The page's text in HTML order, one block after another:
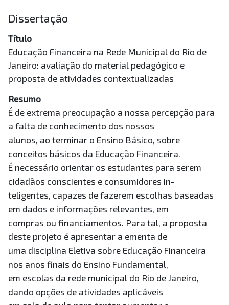
Dissertação
Título
Educação Financeira na Rede Municipal do Rio de
Janeiro: avaliação do material pedagógico e
proposta de atividades contextualizadas
Resumo
É de extrema preocupação a nossa percepção para
a falta de conhecimento dos nossos
alunos, ao terminar o Ensino Básico, sobre
conceitos básicos da Educação Financeira.
É necessário orientar os estudantes para serem
cidadãos conscientes e consumidores in-
teligentes, capazes de fazerem escolhas baseadas
em dados e informações relevantes, em
compras ou financiamentos. Para tal, a proposta
deste projeto é apresentar a ementa de
uma disciplina Eletiva sobre Educação Financeira
nos anos finais do Ensino Fundamental,
em escolas da rede municipal do Rio de Janeiro,
dando opções de atividades aplicáveis